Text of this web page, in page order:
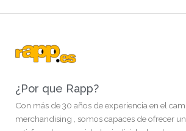
¿Por que Rapp?
Con más de 30 años de experiencia en el
merchandising , somos capaces de ofrecer